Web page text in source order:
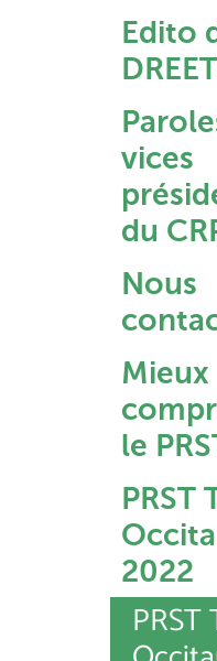
Edito
vices
du
Nous
Mieux
le
PRST
2022